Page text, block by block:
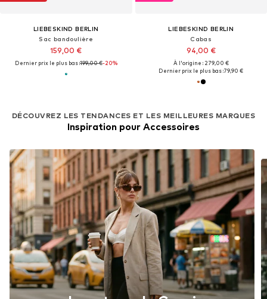
LIEBESKIND BERLIN
Sac bandoulière
159,00 €
Dernier prix le plus bas :199,00 €-20%
DÉCOUVREZ LES TENDANCES ET LES MEILLEURES MARQUES
Inspiration pour Accessoires
LIEBESKIND BERLIN
Cabas
94,00 €
À l'origine : 279,00 €
Dernier prix le plus bas :79,90 €